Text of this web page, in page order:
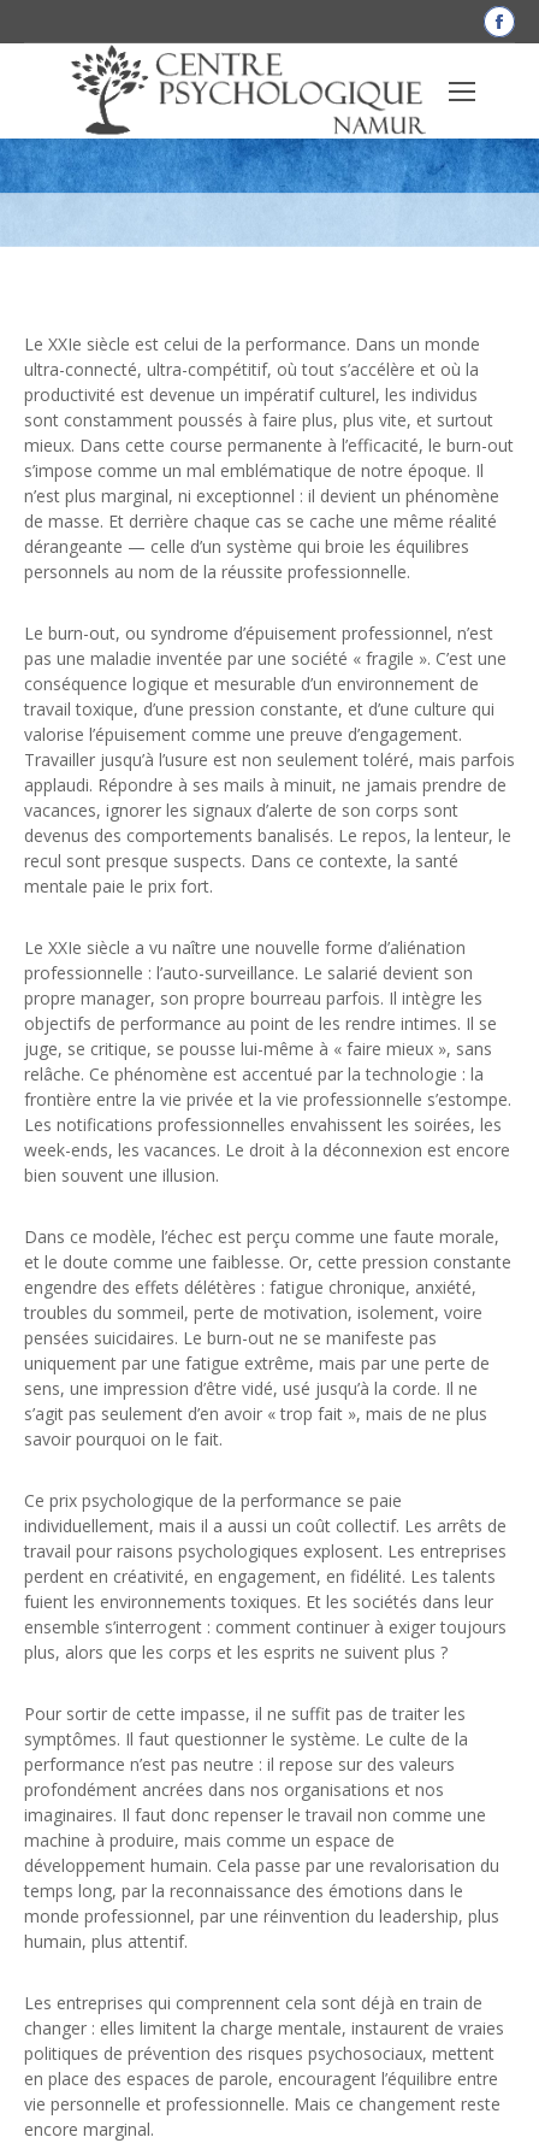
La
une
Burn-out au XXIe siècle : le prix
psychologique de la performance
Le XXIe siècle est celui de la performance. Dans un monde
ultra-connecté, ultra-compétitif, où tout s’accélère et où la
productivité est devenue un impératif culturel, les individus
sont constamment poussés à faire plus, plus vite, et surtout
mieux. Dans cette course permanente à l’efficacité, le burn-out
s’impose comme un mal emblématique de notre époque. Il
n’est plus marginal, ni exceptionnel : il devient un phénomène
de masse. Et derrière chaque cas se cache une même réalité
dérangeante — celle d’un système qui broie les équilibres
personnels au nom de la réussite professionnelle.
Le burn-out, ou syndrome d’épuisement professionnel, n’est
pas une maladie inventée par une société « fragile ». C’est une
conséquence logique et mesurable d’un environnement de
travail toxique, d’une pression constante, et d’une culture qui
valorise l’épuisement comme une preuve d’engagement.
Travailler jusqu’à l’usure est non seulement toléré, mais parfois
applaudi. Répondre à ses mails à minuit, ne jamais prendre de
vacances, ignorer les signaux d’alerte de son corps sont
devenus des comportements banalisés. Le repos, la lenteur, le
recul sont presque suspects. Dans ce contexte, la santé
mentale paie le prix fort.
Le XXIe siècle a vu naître une nouvelle forme d’aliénation
professionnelle : l’auto-surveillance. Le salarié devient son
propre manager, son propre bourreau parfois. Il intègre les
objectifs de performance au point de les rendre intimes. Il se
juge, se critique, se pousse lui-même à « faire mieux », sans
relâche. Ce phénomène est accentué par la technologie : la
frontière entre la vie privée et la vie professionnelle s’estompe.
Les notifications professionnelles envahissent les soirées, les
week-ends, les vacances. Le droit à la déconnexion est encore
bien souvent une illusion.
Dans ce modèle, l’échec est perçu comme une faute morale,
et le doute comme une faiblesse. Or, cette pression constante
engendre des effets délétères : fatigue chronique, anxiété,
troubles du sommeil, perte de motivation, isolement, voire
pensées suicidaires. Le burn-out ne se manifeste pas
uniquement par une fatigue extrême, mais par une perte de
sens, une impression d’être vidé, usé jusqu’à la corde. Il ne
s’agit pas seulement d’en avoir « trop fait », mais de ne plus
savoir pourquoi on le fait.
Ce prix psychologique de la performance se paie
individuellement, mais il a aussi un coût collectif. Les arrêts de
travail pour raisons psychologiques explosent. Les entreprises
perdent en créativité, en engagement, en fidélité. Les talents
fuient les environnements toxiques. Et les sociétés dans leur
ensemble s’interrogent : comment continuer à exiger toujours
plus, alors que les corps et les esprits ne suivent plus ?
Pour sortir de cette impasse, il ne suffit pas de traiter les
symptômes. Il faut questionner le système. Le culte de la
performance n’est pas neutre : il repose sur des valeurs
profondément ancrées dans nos organisations et nos
imaginaires. Il faut donc repenser le travail non comme une
machine à produire, mais comme un espace de
développement humain. Cela passe par une revalorisation du
temps long, par la reconnaissance des émotions dans le
monde professionnel, par une réinvention du leadership, plus
humain, plus attentif.
Les entreprises qui comprennent cela sont déjà en train de
changer : elles limitent la charge mentale, instaurent de vraies
politiques de prévention des risques psychosociaux, mettent
en place des espaces de parole, encouragent l’équilibre entre
vie personnelle et professionnelle. Mais ce changement reste
encore marginal.